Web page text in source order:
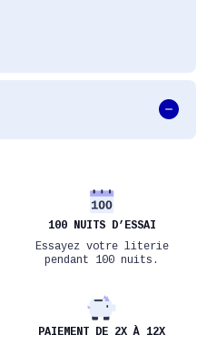
100 NUITS D’ESSAI
Essayez votre literie
pendant 100 nuits.
PAIEMENT DE 2X À 12X